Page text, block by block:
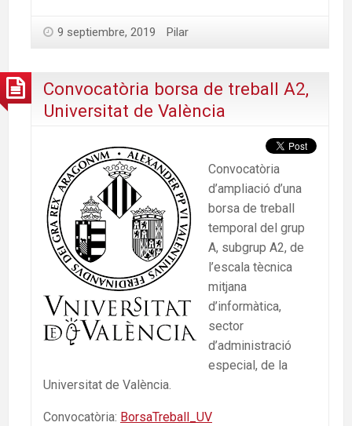
9 septiembre, 2019 Pilar
Convocatòria borsa de treball A2,
Universitat de València
Convocatòria
d’ampliació d’una
borsa de treball
temporal del grup
A, subgrup A2, de
l’escala tècnica
mitjana
d’informàtica,
sector
d’administració
especial, de la
Universitat de València.
Convocatòria: BorsaTreball_UV